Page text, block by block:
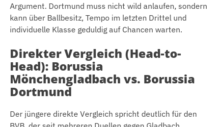
Argument. Dortmund muss nicht wild anlaufen, sondern
kann über Ballbesitz, Tempo im letzten Drittel und
individuelle Klasse geduldig auf Chancen warten.
Direkter Vergleich (Head-to-
Head): Borussia
Mönchengladbach vs. Borussia
Dortmund
Der jüngere direkte Vergleich spricht deutlich für den